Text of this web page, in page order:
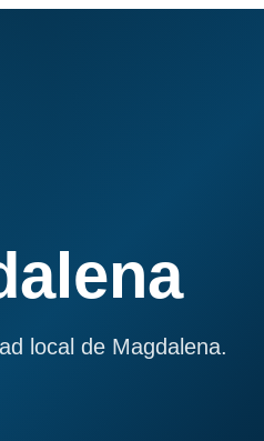
local de Magdalena.